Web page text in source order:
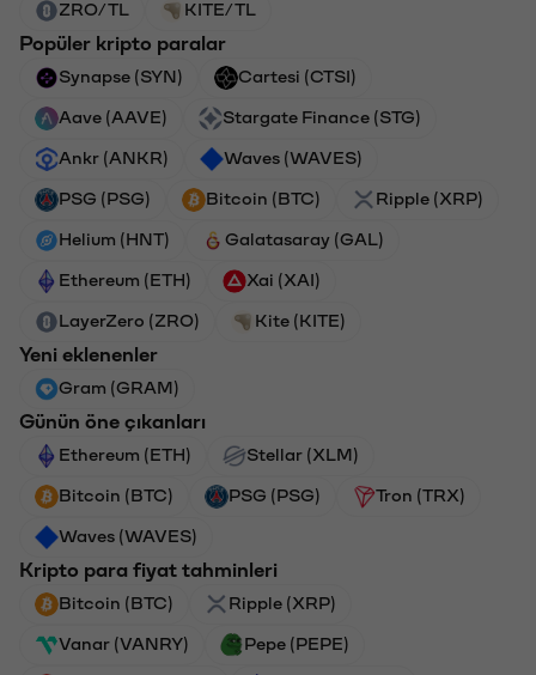
ZRO/TL KITE/TL
Popüler kripto paralar
Synapse (SYN) Cartesi (CTSI)
Aave (AAVE) Stargate Finance (STG)
Ankr (ANKR) Waves (WAVES)
PSG (PSG) Bitcoin (BTC) Ripple (XRP)
Helium (HNT) Galatasaray (GAL)
Ethereum (ETH) Xai (XAI)
LayerZero (ZRO) Kite (KITE)
Yeni eklenenler
Gram (GRAM)
Günün öne çıkanları
Ethereum (ETH) Stellar (XLM)
Bitcoin (BTC) PSG (PSG) Tron (TRX)
Waves (WAVES)
Kripto para fiyat tahminleri
Bitcoin (BTC) Ripple (XRP)
Vanar (VANRY) Pepe (PEPE)